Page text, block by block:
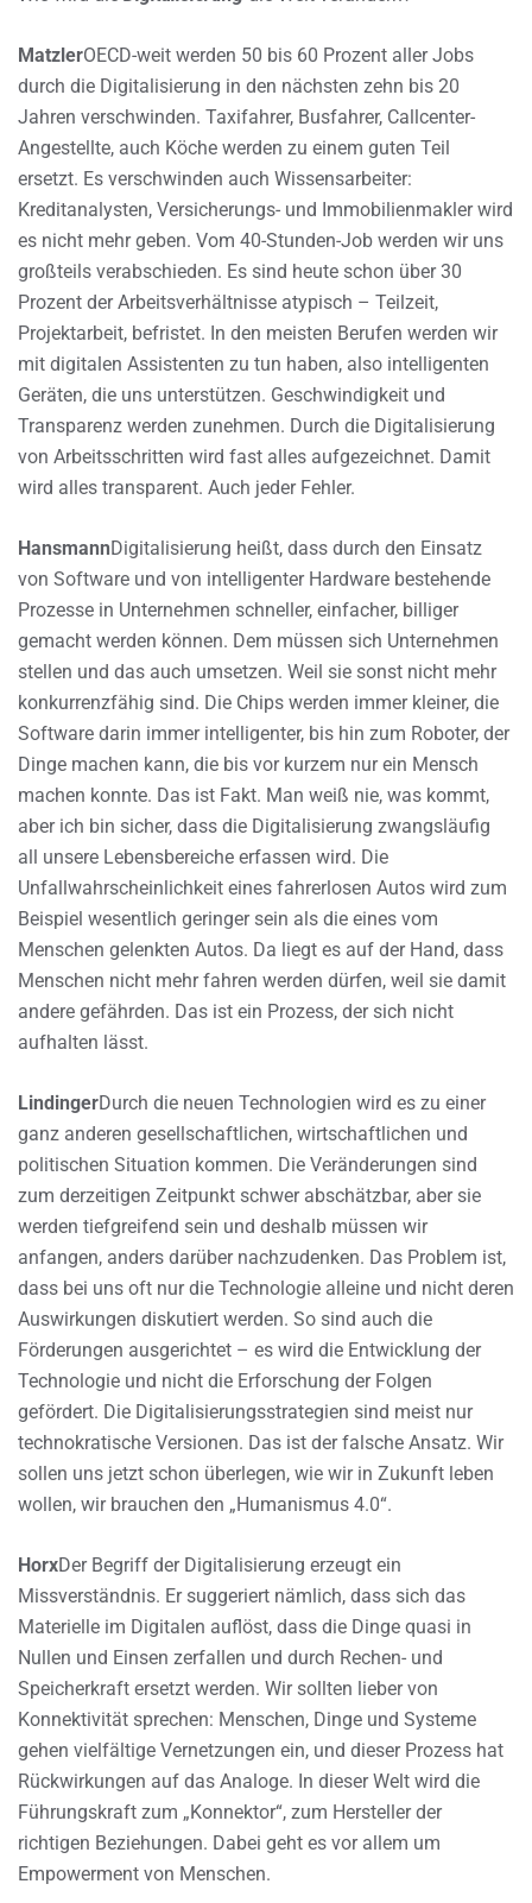
MatzlerOECD-weit werden 50 bis 60 Prozent aller Jobs
durch die Digitalisierung in den nächsten zehn bis 20
Jahren verschwinden. Taxifahrer, Busfahrer, Callcenter-
Angestellte, auch Köche werden zu einem guten Teil
ersetzt. Es verschwinden auch Wissensarbeiter:
Kreditanalysten, Versicherungs- und Immobilienmakler wird
es nicht mehr geben. Vom 40-Stunden-Job werden wir uns
großteils verabschieden. Es sind heute schon über 30
Prozent der Arbeitsverhältnisse atypisch – Teilzeit,
Projektarbeit, befristet. In den meisten Berufen werden wir
mit digitalen Assistenten zu tun haben, also intelligenten
Geräten, die uns unterstützen. Geschwindigkeit und
Transparenz werden zunehmen. Durch die Digitalisierung
von Arbeitsschritten wird fast alles aufgezeichnet. Damit
wird alles transparent. Auch jeder Fehler.
HansmannDigitalisierung heißt, dass durch den Einsatz
von Software und von intelligenter Hardware bestehende
Prozesse in Unternehmen schneller, einfacher, billiger
gemacht werden können. Dem müssen sich Unternehmen
stellen und das auch umsetzen. Weil sie sonst nicht mehr
konkurrenzfähig sind. Die Chips werden immer kleiner, die
Software darin immer intelligenter, bis hin zum Roboter, der
Dinge machen kann, die bis vor kurzem nur ein Mensch
machen konnte. Das ist Fakt. Man weiß nie, was kommt,
aber ich bin sicher, dass die Digitalisierung zwangsläufig
all unsere Lebensbereiche erfassen wird. Die
Unfallwahrscheinlichkeit eines fahrerlosen Autos wird zum
Beispiel wesentlich geringer sein als die eines vom
Menschen gelenkten Autos. Da liegt es auf der Hand, dass
Menschen nicht mehr fahren werden dürfen, weil sie damit
andere gefährden. Das ist ein Prozess, der sich nicht
aufhalten lässt.
LindingerDurch die neuen Technologien wird es zu einer
ganz anderen gesellschaftlichen, wirtschaftlichen und
politischen Situation kommen. Die Veränderungen sind
zum derzeitigen Zeitpunkt schwer abschätzbar, aber sie
werden tiefgreifend sein und deshalb müssen wir
anfangen, anders darüber nachzudenken. Das Problem ist,
dass bei uns oft nur die Technologie alleine und nicht deren
Auswirkungen diskutiert werden. So sind auch die
Förderungen ausgerichtet – es wird die Entwicklung der
Technologie und nicht die Erforschung der Folgen
gefördert. Die Digitalisierungsstrategien sind meist nur
technokratische Versionen. Das ist der falsche Ansatz. Wir
sollen uns jetzt schon überlegen, wie wir in Zukunft leben
wollen, wir brauchen den „Humanismus 4.0“.
HorxDer Begriff der Digitalisierung erzeugt ein
Missverständnis. Er suggeriert nämlich, dass sich das
Materielle im Digitalen auflöst, dass die Dinge quasi in
Nullen und Einsen zerfallen und durch Rechen- und
Speicherkraft ersetzt werden. Wir sollten lieber von
Konnektivität sprechen: Menschen, Dinge und Systeme
gehen vielfältige Vernetzungen ein, und dieser Prozess hat
Rückwirkungen auf das Analoge. In dieser Welt wird die
Führungskraft zum „Konnektor“, zum Hersteller der
richtigen Beziehungen. Dabei geht es vor allem um
Empowerment von Menschen.